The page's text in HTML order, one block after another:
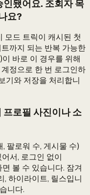
됐어요. 조회자 목
요?
모드 트릭이 캐시된 첫
까지 되는 반복 가능한
)이 바로 이 경우를 위해
정으로 한 번 로그인하
기와 저장을 처리합니
로필 사진이나 소
팔로워 수, 게시물 수)
서, 로그인 없이
볼 수 있습니다. 잠겨
하이라이트, 릴스입니
니다.